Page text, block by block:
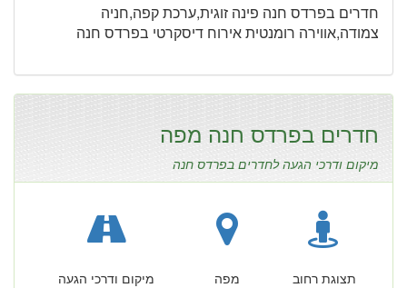
חדרים בפרדס חנה פינה זוגית,ערכת קפה,חניה
צמודה,אווירה רומנטית אירוח דיסקרטי בפרדס חנה
חדרים בפרדס חנה מפה
מיקום ודרכי הגעה לחדרים בפרדס חנה
תצוגת רחוב מפה מיקום ודרכי הגעה